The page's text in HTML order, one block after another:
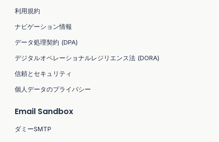
利用規約
ナビゲーション情報
データ処理契約 (DPA)
デジタルオペレーショナルレジリエンス法 (DORA)
信頼とセキュリティ
個人データのプライバシー
Email Sandbox
ダミーSMTP